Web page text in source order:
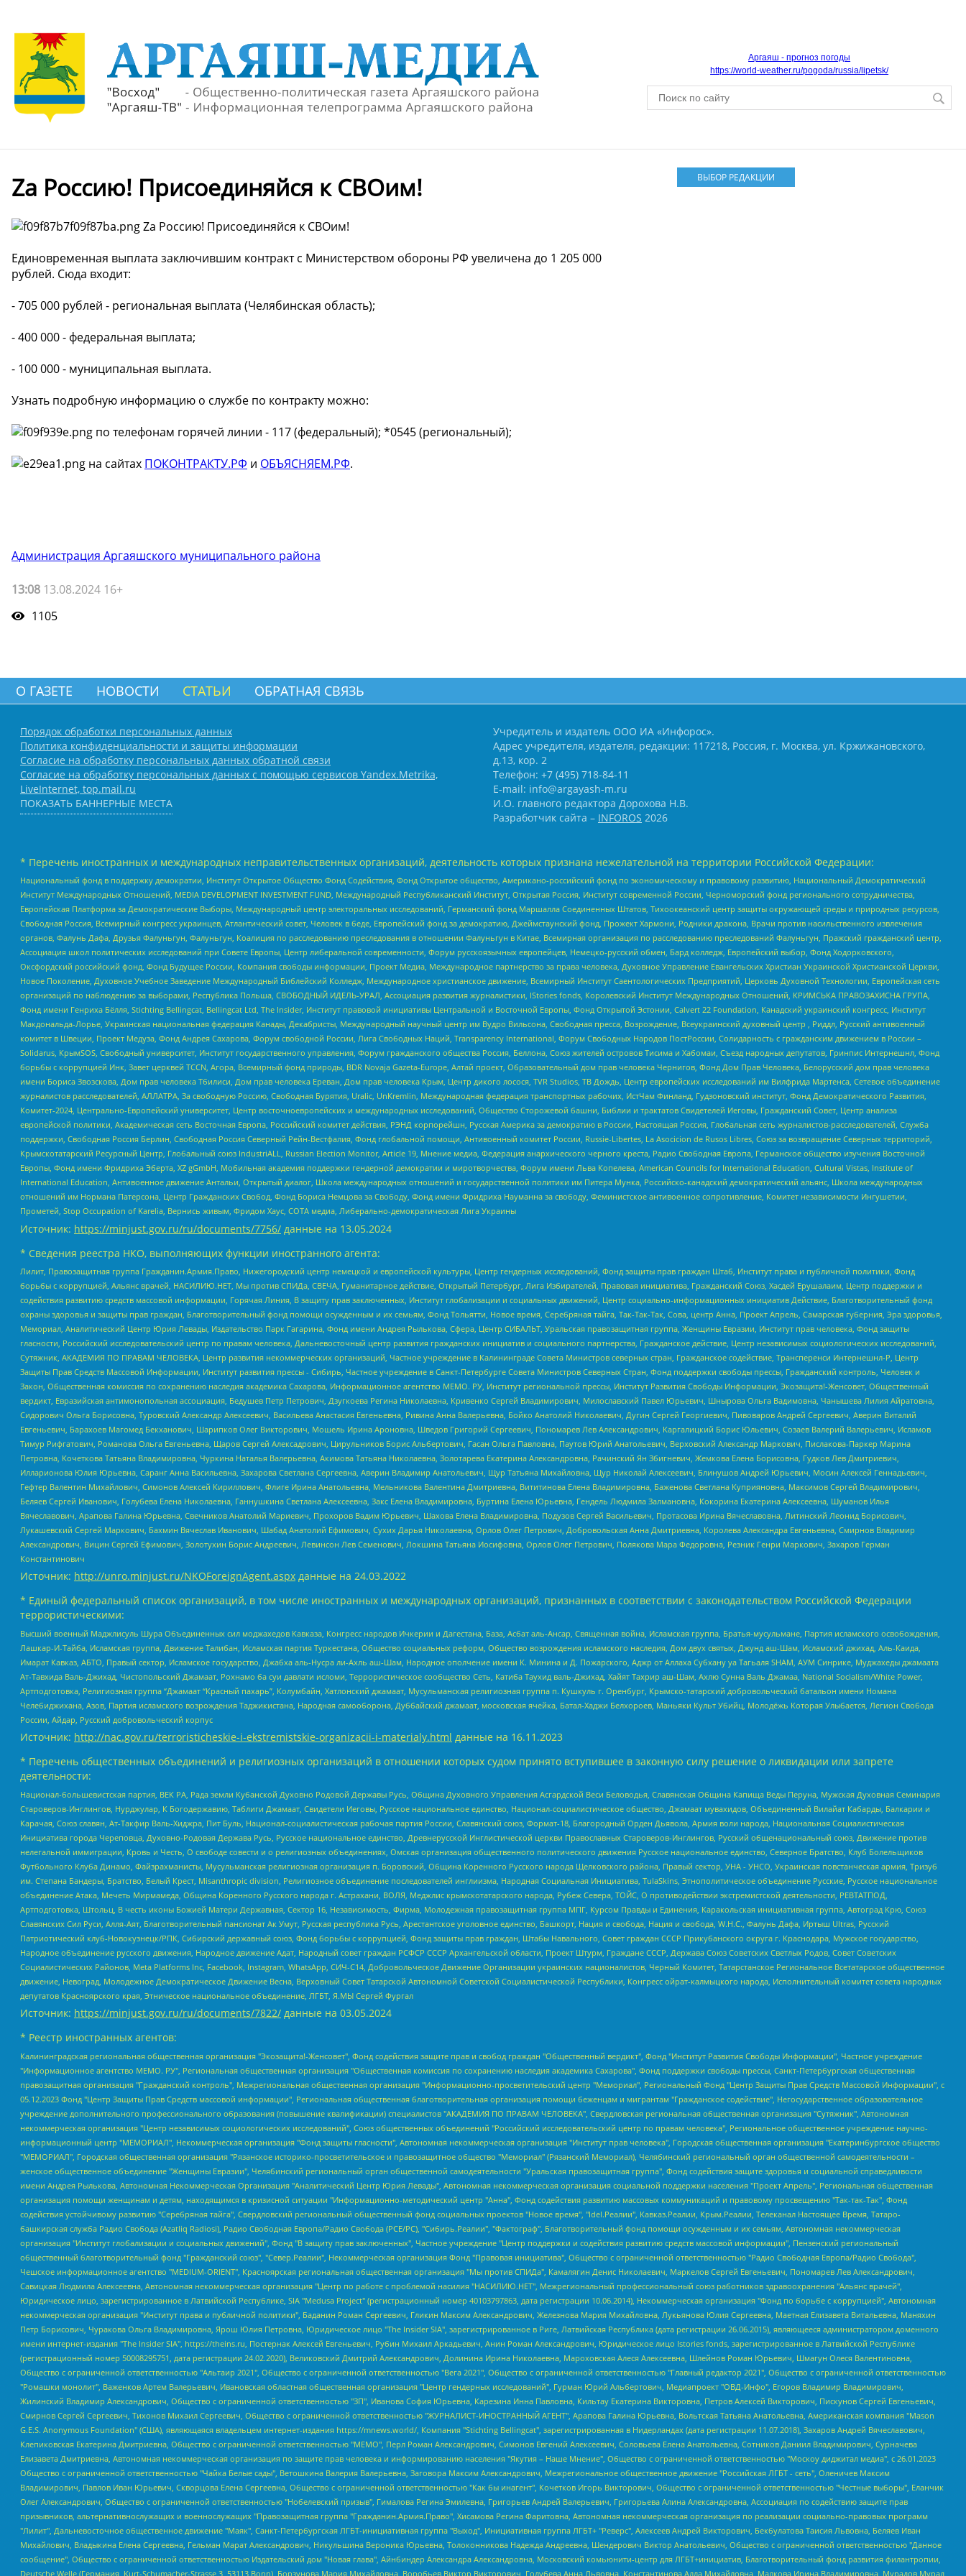
Аргаяш - прогноз погоды
https://world-weather.ru/pogoda/russia/lipetsk/
Za Россию! Присоединяйся к СВОим!
Za Россию! Присоединяйся к СВОим!
Единовременная выплата заключившим контракт с Министерством обороны РФ увеличена до 1 205 000
рублей. Сюда входит:
- 705 000 рублей - региональная выплата (Челябинская область);
- 400 000 - федеральная выплата;
- 100 000 - муниципальная выплата.
Узнать подробную информацию о службе по контракту можно:
по телефонам горячей линии - 117 (федеральный); *0545 (региональный);
на сайтах ПОКОНТРАКТУ.РФ и ОБЪЯСНЯЕМ.РФ.
Администрация Аргаяшского муниципального района
13:08 13.08.2024 16+
1105
ВЫБОР РЕДАКЦИИ
О ГАЗЕТЕ НОВОСТИ СТАТЬИ ОБРАТНАЯ СВЯЗЬ
Порядок обработки персональных данных
Политика конфиденциальности и защиты информации
Согласие на обработку персональных данных обратной связи
Согласие на обработку персональных данных с помощью сервисов Yandex.Metrika,
LiveInternet, top.mail.ru
ПОКАЗАТЬ БАННЕРНЫЕ МЕСТА
Учредитель и издатель ООО ИА «Инфорос».
Адрес учредителя, издателя, редакции: 117218, Россия, г. Москва, ул. Кржижановского,
д.13, кор. 2
Телефон: +7 (495) 718-84-11
E-mail: info@argayash-m.ru
И.О. главного редактора Дорохова Н.В.
Разработчик сайта – INFOROS 2026
* Перечень иностранных и международных неправительственных организаций, деятельность которых признана нежелательной на территории Российской Федерации:
Национальный фонд в поддержку демократии, Институт Открытое Общество Фонд Содействия, Фонд Открытое общество, Американо-российский фонд по экономическому и правовому развитию, Национальный Демократический
Институт Международных Отношений, MEDIA DEVELOPMENT INVESTMENT FUND, Международный Республиканский Институт, Открытая Россия, Институт современной России, Черноморский фонд регионального сотрудничества,
Европейская Платформа за Демократические Выборы, Международный центр электоральных исследований, Германский фонд Маршалла Соединенных Штатов, Тихоокеанский центр защиты окружающей среды и природных ресурсов,
Свободная Россия, Всемирный конгресс украинцев, Атлантический совет, Человек в беде, Европейский фонд за демократию, Джеймстаунский фонд, Прожект Хармони, Родники дракона, Врачи против насильственного извлечения
органов, Фалунь Дафа, Друзья Фалуньгун, Фалуньгун, Коалиция по расследованию преследования в отношении Фалуньгун в Китае, Всемирная организация по расследованию преследований Фалуньгун, Пражский гражданский центр,
Ассоциация школ политических исследований при Совете Европы, Центр либеральной современности, Форум русскоязычных европейцев, Немецко-русский обмен, Бард колледж, Европейский выбор, Фонд Ходорковского,
Оксфордский российский фонд, Фонд Будущее России, Компания свободы информации, Проект Медиа, Международное партнерство за права человека, Духовное Управление Евангельских Христиан Украинской Христианской Церкви,
Новое Поколение, Духовное Учебное Заведение Международный Библейский Колледж, Международное христианское движение, Всемирный Институт Саентологических Предприятий, Церковь Духовной Технологии, Европейская сеть
организаций по наблюдению за выборами, Республика Польша, СВОБОДНЫЙ ИДЕЛЬ-УРАЛ, Ассоциация развития журналистики, IStories fonds, Королевский Институт Международных Отношений, КРИМСЬКА ПРАВОЗАХИСНА ГРУПА,
Фонд имени Генриха Бёлля, Stichting Bellingcat, Bellingcat Ltd, The Insider, Институт правовой инициативы Центральной и Восточной Европы, Фонд Открытой Эстонии, Calvert 22 Foundation, Канадский украинский конгресс, Институт
Макдональда-Лорье, Украинская национальная федерация Канады, Декабристы, Международный научный центр им Вудро Вильсона, Свободная пресса, Возрождение, Всеукраинский духовный центр , Риддл, Русский антивоенный
комитет в Швеции, Проект Медуза, Фонд Андрея Сахарова, Форум свободной России, Лига Свободных Наций, Transparеncy International, Форум Свободных Народов ПостРоссии, Солидарность с гражданским движением в России –
Solidarus, КрымSOS, Свободный университет, Институт государственного управления, Форум гражданского общества Россия, Беллона, Союз жителей островов Тисима и Хабомаи, Съезд народных депутатов, Гринпис Интернешнл, Фонд
борьбы с коррупцией Инк, Завет церквей TCCN, Агора, Всемирный фонд природы, BDR Novaja Gazeta-Europe, Алтай проект, Образовательный дом прав человека Чернигов, Фонд Дом Прав Человека, Белорусский дом прав человека
имени Бориса Звозскова, Дом прав человека Тбилиси, Дом прав человека Ереван, Дом прав человека Крым, Центр дикого лосося, TVR Studios, ТВ Дождь, Центр европейских исследований им Вилфрида Мартенса, Сетевое объединение
журналистов расследователей, АЛЛАТРА, За свободную Россию, Свободная Бурятия, Uralic, UnKremlin, Международная федерация транспортных рабочих, ИстЧам Финланд, Гудзоновский институт, Фонд Демократического Развития,
Комитет-2024, Центрально-Европейский университет, Центр восточноевропейских и международных исследований, Общество Сторожевой башни, Библии и трактатов Свидетелей Иеговы, Гражданский Совет, Центр анализа
европейской политики, Академическая сеть Восточная Европа, Российский комитет действия, РЭНД корпорейшн, Русская Америка за демократию в России, Настоящая Россия, Глобальная сеть журналистов-расследователей, Служба
поддержки, Свободная Россия Берлин, Свободная Россия Северный Рейн-Вестфалия, Фонд глобальной помощи, Антивоенный комитет России, Russie-Libertes, La Asocicion de Rusos Libres, Союз за возвращение Северных территорий,
Крымскотатарский Ресурсный Центр, Глобальный союз IndustriALL, Russian Election Monitor, Article 19, Мнение медиа, Федерация анархического черного креста, Радио Свободная Европа, Германское общество изучения Восточной
Европы, Фонд имени Фридриха Эберта, XZ gGmbH, Мобильная академия поддержки гендерной демократии и миротворчества, Форум имени Льва Копелева, American Councils for International Education, Cultural Vistas, Institute of
International Education, Антивоенное движение Антальи, Открытый диалог, Школа международных отношений и государственной политики им Питера Мунка, Российско-канадский демократический альянс, Школа международных
отношений им Нормана Патерсона, Центр Гражданских Свобод, Фонд Бориса Немцова за Свободу, Фонд имени Фридриха Науманна за свободу, Феминистское антивоенное сопротивление, Комитет независимости Ингушетии,
Прометей, Stop Occupation of Karelia, Вернись живым, Фридом Хаус, СОТА медиа, Либерально-демократическая Лига Украины
Источник: https://minjust.gov.ru/ru/documents/7756/ данные на 13.05.2024
* Сведения реестра НКО, выполняющих функции иностранного агента:
Лилит, Правозащитная группа Гражданин.Армия.Право, Нижегородский центр немецкой и европейской культуры, Центр гендерных исследований, Фонд защиты прав граждан Штаб, Институт права и публичной политики, Фонд
борьбы с коррупцией, Альянс врачей, НАСИЛИЮ.НЕТ, Мы против СПИДа, СВЕЧА, Гуманитарное действие, Открытый Петербург, Лига Избирателей, Правовая инициатива, Гражданский Союз, Хасдей Ерушалаим, Центр поддержки и
содействия развитию средств массовой информации, Горячая Линия, В защиту прав заключенных, Институт глобализации и социальных движений, Центр социально-информационных инициатив Действие, Благотворительный фонд
охраны здоровья и защиты прав граждан, Благотворительный фонд помощи осужденным и их семьям, Фонд Тольятти, Новое время, Серебряная тайга, Так-Так-Так, Сова, центр Анна, Проект Апрель, Самарская губерния, Эра здоровья,
Мемориал, Аналитический Центр Юрия Левады, Издательство Парк Гагарина, Фонд имени Андрея Рылькова, Сфера, Центр СИБАЛЬТ, Уральская правозащитная группа, Женщины Евразии, Институт прав человека, Фонд защиты
гласности, Российский исследовательский центр по правам человека, Дальневосточный центр развития гражданских инициатив и социального партнерства, Гражданское действие, Центр независимых социологических исследований,
Сутяжник, АКАДЕМИЯ ПО ПРАВАМ ЧЕЛОВЕКА, Центр развития некоммерческих организаций, Частное учреждение в Калининграде Совета Министров северных стран, Гражданское содействие, Трансперенси Интернешнл-Р, Центр
Защиты Прав Средств Массовой Информации, Институт развития прессы - Сибирь, Частное учреждение в Санкт-Петербурге Совета Министров Северных Стран, Фонд поддержки свободы прессы, Гражданский контроль, Человек и
Закон, Общественная комиссия по сохранению наследия академика Сахарова, Информационное агентство МЕМО. РУ, Институт региональной прессы, Институт Развития Свободы Информации, Экозащита!-Женсовет, Общественный
вердикт, Евразийская антимонопольная ассоциация, Бедушев Петр Петрович, Дзугкоева Регина Николаевна, Кривенко Сергей Владимирович, Милославский Павел Юрьевич, Шнырова Ольга Вадимовна, Чанышева Лилия Айратовна,
Сидорович Ольга Борисовна, Туровский Александр Алексеевич, Васильева Анастасия Евгеньевна, Ривина Анна Валерьевна, Бойко Анатолий Николаевич, Дугин Сергей Георгиевич, Пивоваров Андрей Сергеевич, Аверин Виталий
Евгеньевич, Барахоев Магомед Бекханович, Шарипков Олег Викторович, Мошель Ирина Ароновна, Шведов Григорий Сергеевич, Пономарев Лев Александрович, Каргалицкий Борис Юльевич, Созаев Валерий Валерьевич, Исламов
Тимур Рифгатович, Романова Ольга Евгеньевна, Щаров Сергей Алексадрович, Цирульников Борис Альбертович, Гасан Ольга Павловна, Паутов Юрий Анатольевич, Верховский Александр Маркович, Пислакова-Паркер Марина
Петровна, Кочеткова Татьяна Владимировна, Чуркина Наталья Валерьевна, Акимова Татьяна Николаевна, Золотарева Екатерина Александровна, Рачинский Ян Збигневич, Жемкова Елена Борисовна, Гудков Лев Дмитриевич,
Илларионова Юлия Юрьевна, Саранг Анна Васильевна, Захарова Светлана Сергеевна, Аверин Владимир Анатольевич, Щур Татьяна Михайловна, Щур Николай Алексеевич, Блинушов Андрей Юрьевич, Мосин Алексей Геннадьевич,
Гефтер Валентин Михайлович, Симонов Алексей Кириллович, Флиге Ирина Анатольевна, Мельникова Валентина Дмитриевна, Вититинова Елена Владимировна, Баженова Светлана Куприяновна, Максимов Сергей Владимирович,
Беляев Сергей Иванович, Голубева Елена Николаевна, Ганнушкина Светлана Алексеевна, Закс Елена Владимировна, Буртина Елена Юрьевна, Гендель Людмила Залмановна, Кокорина Екатерина Алексеевна, Шуманов Илья
Вячеславович, Арапова Галина Юрьевна, Свечников Анатолий Мариевич, Прохоров Вадим Юрьевич, Шахова Елена Владимировна, Подузов Сергей Васильевич, Протасова Ирина Вячеславовна, Литинский Леонид Борисович,
Лукашевский Сергей Маркович, Бахмин Вячеслав Иванович, Шабад Анатолий Ефимович, Сухих Дарья Николаевна, Орлов Олег Петрович, Добровольская Анна Дмитриевна, Королева Александра Евгеньевна, Смирнов Владимир
Александрович, Вицин Сергей Ефимович, Золотухин Борис Андреевич, Левинсон Лев Семенович, Локшина Татьяна Иосифовна, Орлов Олег Петрович, Полякова Мара Федоровна, Резник Генри Маркович, Захаров Герман
Константинович
Источник: http://unro.minjust.ru/NKOForeignAgent.aspx данные на 24.03.2022
* Единый федеральный список организаций, в том числе иностранных и международных организаций, признанных в соответствии с законодательством Российской Федерации
террористическими:
Высший военный Маджлисуль Шура Объединенных сил моджахедов Кавказа, Конгресс народов Ичкерии и Дагестана, База, Асбат аль-Ансар, Священная война, Исламская группа, Братья-мусульмане, Партия исламского освобождения,
Лашкар-И-Тайба, Исламская группа, Движение Талибан, Исламская партия Туркестана, Общество социальных реформ, Общество возрождения исламского наследия, Дом двух святых, Джунд аш-Шам, Исламский джихад, Аль-Каида,
Имарат Кавказ, АБТО, Правый сектор, Исламское государство, Джабха аль-Нусра ли-Ахль аш-Шам, Народное ополчение имени К. Минина и Д. Пожарского, Аджр от Аллаха Субхану уа Тагьаля SHAM, АУМ Синрике, Муджахеды джамаата
Ат-Тавхида Валь-Джихад, Чистопольский Джамаат, Рохнамо ба суи давлати исломи, Террористическое сообщество Сеть, Катиба Таухид валь-Джихад, Хайят Тахрир аш-Шам, Ахлю Сунна Валь Джамаа, National Socialism/White Power,
Артподготовка, Религиозная группа “Джамаат “Красный пахарь”, Колумбайн, Хатлонский джамаат, Мусульманская религиозная группа п. Кушкуль г. Оренбург, Крымско-татарский добровольческий батальон имени Номана
Челебиджихана, Азов, Партия исламского возрождения Таджикистана, Народная самооборона, Дуббайский джамаат, московская ячейка, Батал-Хаджи Белхороев, Маньяки Культ Убийц, Молодёжь Которая Улыбается, Легион Свобода
России, Айдар, Русский добровольческий корпус
Источник: http://nac.gov.ru/terroristicheskie-i-ekstremistskie-organizacii-i-materialy.html данные на 16.11.2023
* Перечень общественных объединений и религиозных организаций в отношении которых судом принято вступившее в законную силу решение о ликвидации или запрете
деятельности:
Национал-большевистская партия, ВЕК РА, Рада земли Кубанской Духовно Родовой Державы Русь, Община Духовного Управления Асгардской Веси Беловодья, Славянская Община Капища Веды Перуна, Мужская Духовная Семинария
Староверов-Инглингов, Нурджулар, К Богодержавию, Таблиги Джамаат, Свидетели Иеговы, Русское национальное единство, Национал-социалистическое общество, Джамаат мувахидов, Объединенный Вилайат Кабарды, Балкарии и
Карачая, Союз славян, Ат-Такфир Валь-Хиджра, Пит Буль, Национал-социалистическая рабочая партия России, Славянский союз, Формат-18, Благородный Орден Дьявола, Армия воли народа, Национальная Социалистическая
Инициатива города Череповца, Духовно-Родовая Держава Русь, Русское национальное единство, Древнерусской Инглистической церкви Православных Староверов-Инглингов, Русский общенациональный союз, Движение против
нелегальной иммиграции, Кровь и Честь, О свободе совести и о религиозных объединениях, Омская организация общественного политического движения Русское национальное единство, Северное Братство, Клуб Болельщиков
Футбольного Клуба Динамо, Файзрахманисты, Мусульманская религиозная организация п. Боровский, Община Коренного Русского народа Щелковского района, Правый сектор, УНА - УНСО, Украинская повстанческая армия, Тризуб
им. Степана Бандеры, Братство, Белый Крест, Misanthropic division, Религиозное объединение последователей инглиизма, Народная Социальная Инициатива, TulaSkins, Этнополитическое объединение Русские, Русское национальное
объединение Атака, Мечеть Мирмамеда, Община Коренного Русского народа г. Астрахани, ВОЛЯ, Меджлис крымскотатарского народа, Рубеж Севера, ТОЙС, О противодействии экстремистской деятельности, РЕВТАТПОД,
Артподготовка, Штольц, В честь иконы Божией Матери Державная, Сектор 16, Независимость, Фирма, Молодежная правозащитная группа МПГ, Курсом Правды и Единения, Каракольская инициативная группа, Автоград Крю, Союз
Славянских Сил Руси, Алля-Аят, Благотворительный пансионат Ак Умут, Русская республика Русь, Арестантское уголовное единство, Башкорт, Нация и свобода, Нация и свобода, W.H.С., Фалунь Дафа, Иртыш Ultras, Русский
Патриотический клуб-Новокузнецк/РПК, Сибирский державный союз, Фонд борьбы с коррупцией, Фонд защиты прав граждан, Штабы Навального, Совет граждан СССР Прикубанского округа г. Краснодара, Мужское государство,
Народное объединение русского движения, Народное движение Адат, Народный совет граждан РСФСР СССР Архангельской области, Проект Штурм, Граждане СССР, Держава Союз Советских Светлых Родов, Совет Советских
Социалистических Районов, Meta Platforms Inc, Facebook, Instagram, WhatsApp, СИЧ-С14, Добровольческое Движение Организации украинских националистов, Черный Комитет, Татарстанское Региональное Всетатарское общественное
движение, Невоград, Молодежное Демократическое Движение Весна, Верховный Совет Татарской Автономной Советской Социалистической Республики, Конгресс ойрат-калмыцкого народа, Исполнительный комитет совета народных
депутатов Красноярского края, Этническое национальное объединение, ЛГБТ, Я.МЫ Сергей Фургал
Источник: https://minjust.gov.ru/ru/documents/7822/ данные на 03.05.2024
* Реестр иностранных агентов:
Калининградская региональная общественная организация "Экозащита!-Женсовет", Фонд содействия защите прав и свобод граждан "Общественный вердикт", Фонд "Институт Развития Свободы Информации", Частное учреждение "Информационное агентство МЕМО. РУ", Региональная общественная организация "Общественная комиссия по сохранению наследия академика Сахарова", Фонд поддержки свободы прессы, Санкт-Петербургская общественная правозащитная организация "Гражданский контроль", Межрегиональная общественная организация "Информационно-просветительский центр "Мемориал", Региональный Фонд "Центр Защиты Прав Средств Массовой Информации", с 05.12.2023 Фонд "Центр Защиты Прав Средств массовой информации", Региональная общественная благотворительная организация помощи беженцам и мигрантам "Гражданское содействие", Негосударственное образовательное учреждение дополнительного профессионального образования (повышение квалификации) специалистов "АКАДЕМИЯ ПО ПРАВАМ ЧЕЛОВЕКА", Свердловская региональная общественная организация "Сутяжник", Автономная некоммерческая организация "Центр независимых социологических исследований", Союз общественных объединений "Российский исследовательский центр по правам человека", Региональное общественное учреждение научно-информационный центр "МЕМОРИАЛ", Некоммерческая организация "Фонд защиты гласности", Автономная некоммерческая организация "Институт прав человека", Городская общественная организация "Екатеринбургское общество "МЕМОРИАЛ", Городская общественная организация "Рязанское историко-просветительское и правозащитное общество "Мемориал" (Рязанский Мемориал), Челябинский региональный орган общественной самодеятельности – женское общественное объединение "Женщины Евразии", Челябинский региональный орган общественной самодеятельности "Уральская правозащитная группа", Фонд содействия защите здоровья и социальной справедливости имени Андрея Рылькова, Автономная Некоммерческая Организация "Аналитический Центр Юрия Левады", Автономная некоммерческая организация социальной поддержки населения "Проект Апрель", Региональная общественная организация помощи женщинам и детям, находящимся в кризисной ситуации "Информационно-методический центр "Анна", Фонд содействия развитию массовых коммуникаций и правовому просвещению "Так-так-Так", Фонд содействия устойчивому развитию "Серебряная тайга", Свердловский региональный общественный фонд социальных проектов "Новое время", "Idel.Реалии", Кавказ.Реалии, Крым.Реалии, Телеканал Настоящее Время, Татаро-башкирская служба Радио Свобода (Azatliq Radiosi), Радио Свободная Европа/Радио Свобода (PCE/PC), "Сибирь.Реалии", "Фактограф", Благотворительный фонд помощи осужденным и их семьям, Автономная некоммерческая организация "Институт глобализации и социальных движений", Фонд "В защиту прав заключенных", Частное учреждение "Центр поддержки и содействия развитию средств массовой информации", Пензенский региональный общественный благотворительный фонд "Гражданский союз", "Север.Реалии", Некоммерческая организация Фонд "Правовая инициатива", Общество с ограниченной ответственностью "Радио Свободная Европа/Радио Свобода", Чешское информационное агентство "MEDIUM-ORIENT", Красноярская региональная общественная организация "Мы против СПИДа", Камалягин Денис Николаевич, Маркелов Сергей Евгеньевич, Пономарев Лев Александрович, Савицкая Людмила Алексеевна, Автономная некоммерческая организация "Центр по работе с проблемой насилия "НАСИЛИЮ.НЕТ", Межрегиональный профессиональный союз работников здравоохранения "Альянс врачей", Юридическое лицо, зарегистрированное в Латвийской Республике, SIA "Medusa Project" (регистрационный номер 40103797863, дата регистрации 10.06.2014), Некоммерческая организация "Фонд по борьбе с коррупцией", Автономная некоммерческая организация "Институт права и публичной политики", Баданин Роман Сергеевич, Гликин Максим Александрович, Железнова Мария Михайловна, Лукьянова Юлия Сергеевна, Маетная Елизавета Витальевна, Маняхин Петр Борисович, Чуракова Ольга Владимировна, Ярош Юлия Петровна, Юридическое лицо "The Insider SIA", зарегистрированное в Риге, Латвийская Республика (дата регистрации 26.06.2015), являющееся администратором доменного имени интернет-издания "The Insider SIA", https://theins.ru, Постернак Алексей Евгеньевич, Рубин Михаил Аркадьевич, Анин Роман Александрович, Юридическое лицо Istories fonds, зарегистрированное в Латвийской Республике (регистрационный номер 50008295751, дата регистрации 24.02.2020), Великовский Дмитрий Александрович, Долинина Ирина Николаевна, Мароховская Алеся Алексеевна, Шлейнов Роман Юрьевич, Шмагун Олеся Валентиновна, Общество с ограниченной ответственностью "Альтаир 2021", Общество с ограниченной ответственностью "Вега 2021", Общество с ограниченной ответственностью "Главный редактор 2021", Общество с ограниченной ответственностью "Ромашки монолит", Важенков Артем Валерьевич, Ивановская областная общественная организация "Центр гендерных исследований", Гурман Юрий Альбертович, Медиапроект "ОВД-Инфо", Егоров Владимир Владимирович, Жилинский Владимир Александрович, Общество с ограниченной ответственностью "ЗП", Иванова София Юрьевна, Карезина Инна Павловна, Кильтау Екатерина Викторовна, Петров Алексей Викторович, Пискунов Сергей Евгеньевич, Смирнов Сергей Сергеевич, Тихонов Михаил Сергеевич, Общество с ограниченной ответственностью "ЖУРНАЛИСТ-ИНОСТРАННЫЙ АГЕНТ", Арапова Галина Юрьевна, Вольтская Татьяна Анатольевна, Американская компания "Mason G.E.S. Anonymous Foundation" (США), являющаяся владельцем интернет-издания https://mnews.world/, Компания "Stichting Bellingcat", зарегистрированная в Нидерландах (дата регистрации 11.07.2018), Захаров Андрей Вячеславович, Клепиковская Екатерина Дмитриевна, Общество с ограниченной ответственностью "МЕМО", Перл Роман Александрович, Симонов Евгений Алексеевич, Соловьева Елена Анатольевна, Сотников Даниил Владимирович, Сурначева Елизавета Дмитриевна, Автономная некоммерческая организация по защите прав человека и информированию населения "Якутия – Наше Мнение", Общество с ограниченной ответственностью "Москоу диджитал медиа", с 26.01.2023 Общество с ограниченной ответственностью "Чайка Белые сады", Ветошкина Валерия Валерьевна, Заговора Максим Александрович, Межрегиональное общественное движение "Российская ЛГБТ - сеть", Оленичев Максим Владимирович, Павлов Иван Юрьевич, Скворцова Елена Сергеевна, Общество с ограниченной ответственностью "Как бы инагент", Кочетков Игорь Викторович, Общество с ограниченной ответственностью "Честные выборы", Еланчик Олег Александрович, Общество с ограниченной ответственностью "Нобелевский призыв", Гималова Регина Эмилевна, Григорьев Андрей Валерьевич, Григорьева Алина Александровна, Ассоциация по содействию защите прав призывников, альтернативнослужащих и военнослужащих "Правозащитная группа "Гражданин.Армия.Право", Хисамова Регина Фаритовна, Автономная некоммерческая организация по реализации социально-правовых программ "Лилит", Дальневосточное общественное движение "Маяк", Санкт-Петербургская ЛГБТ-инициативная группа "Выход", Инициативная группа ЛГБТ+ "Реверс", Алексеев Андрей Викторович, Бекбулатова Таисия Львовна, Беляев Иван Михайлович, Владыкина Елена Сергеевна, Гельман Марат Александрович, Никульшина Вероника Юрьевна, Толоконникова Надежда Андреевна, Шендерович Виктор Анатольевич, Общество с ограниченной ответственностью "Данное сообщение", Общество с ограниченной ответственностью Издательский дом "Новая глава", Айнбиндер Александра Александровна, Московский комьюнити-центр для ЛГБТ+инициатив, Благотворительный фонд развития филантропии, Deutsche Welle (Германия, Kurt-Schumacher-Strasse 3, 53113 Bonn), Борзунова Мария Михайловна, Воробьев Виктор Викторович, Голубева Анна Львовна, Константинова Алла Михайловна, Малкова Ирина Владимировна, Мурадов Мурад Абдулгалимович, Осетинская Елизавета Николаевна, Понасенков Евгений Николаевич, Ганапольский Матвей Юрьевич, Киселев Евгений Алексеевич, Борухович Ирина Григорьевна, Дремин Иван Тимофеевич, Дубровский Дмитрий Викторович, Красноярская региональная общественная организация поддержки и развития альтернативных образовательных технологий и межкультурных коммуникаций "ИНТЕРРА", Маяковская Екатерина Алексеевна, Фейгин Марк Захарович, Филимонов Андрей Викторович, Дзугкоева Регина Николаевна, Доброхотов Роман Александрович, Дудь Юрий Александрович, Елкин Сергей Владимирович, Кругликов Кирилл Игоревич, Сабунаева Мария Леонидовна, Семенов Алексей Владимирович, Шаинян Карен Багратович, Шульман Екатерина Михайловна, Асафьев Артур Валерьевич, Вахштайн Виктор Семенович, Венедиктов Алексей Алексеевич, Лушникова Екатерина Евгеньевна, Волков Леонид Михайлович, Невзоров Александр Глебович, Пархоменко Сергей Борисович, Сироткин Ярослав Николаевич, Кара-Мурза Владимир Владимирович, Баранова Наталья Владимировна, Гозман Леонид Яковлевич, Кагарлицкий Борис Юльевич, Климарев Михаил Валерьевич, Милов Владимир Станиславович, Автономная некоммерческая организация Краснодарский центр современного искусства "Типография", Моргенштерн Алишер Тагирович, Соболь Любовь Эдуардовна, Общество с ограниченной ответственностью "ЛИЗА НОРМ", Каспаров Гарри Кимович, Ходорковский Михаил Борисович, Общество с ограниченной ответственностью "Апрельские тезисы", Данилович Ирина Брониславовна, Кашин Олег Владимирович, Петров Николай Владимирович, Пивоваров Алексей Владимирович, Соколов Михаил Владимирович, Цветкова Юлия Владимировна, Чичваркин Евгений Александрович, Комитет против пыток/Команда против пыток, Общество с ограниченной ответственностью "Первый научный", Общество с ограниченной ответственностью "Вертолет и ко", Белоцерковская Вероника Борисовна, Кац Максим Евгеньевич, Лазарева Татьяна Юрьевна, Шаведдинов Руслан Табризович, Яшин Илья Валерьевич, Общество с ограниченной ответственностью "Иноагент ААВ", Алешковский Дмитрий Петрович, Альбац Евгения Марковна, Быков Дмитрий Львович, Галямина Юлия Евгеньевна, Лойко Сергей Леонидович, Мартынов Кирилл Константинович, Медведев Сергей Александрович, Крашенинников Федор Геннадиевич, Гордеева Катерина Вл